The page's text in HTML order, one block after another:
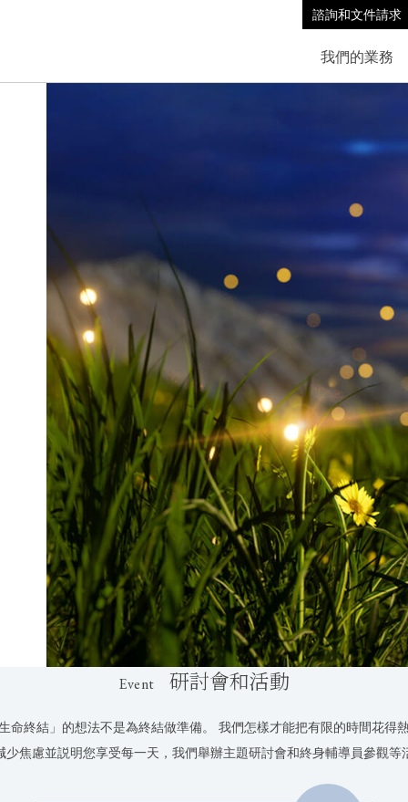
諮詢和文件請求
我們的業務
Event 研討會和活動
命終結」的想法不是為終結做準備。 我們怎樣才能把有限的時間花得
少焦慮並説明您享受每一天，我們舉辦主題研討會和終身輔導員參觀等